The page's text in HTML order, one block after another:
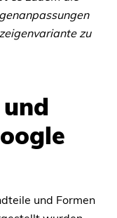
zu
und Formen